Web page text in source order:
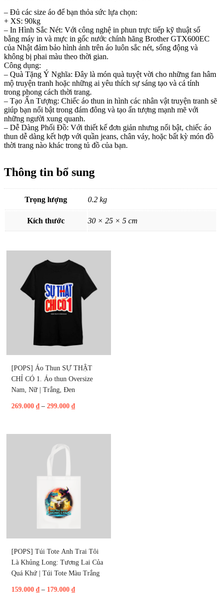
– Đủ các size áo để bạn thỏa sức lựa chọn:
+ XS: 90kg
– In Hình Sắc Nét: Với công nghệ in phun trực tiếp kỹ thuật số
bằng máy in và mực in gốc nước chính hãng Brother GTX600EC
của Nhật đảm bảo hình ảnh trên áo luôn sắc nét, sống động và
không bị phai màu theo thời gian.
Công dụng:
– Quà Tặng Ý Nghĩa: Đây là món quà tuyệt vời cho những fan hâm
mộ truyện tranh hoặc những ai yêu thích sự sáng tạo và cá tính
trong phong cách thời trang.
– Tạo Ấn Tượng: Chiếc áo thun in hình các nhân vật truyện tranh sẽ
giúp bạn nổi bật trong đám đông và tạo ấn tượng mạnh mẽ với
những người xung quanh.
– Dễ Dàng Phối Đồ: Với thiết kế đơn giản nhưng nổi bật, chiếc áo
thun dễ dàng kết hợp với quần jeans, chân váy, hoặc bất kỳ món đồ
thời trang nào khác trong tủ đồ của bạn.
Thông tin bổ sung
Trọng lượng 0.2 kg
Kích thước 30 × 25 × 5 cm
[POPS] Áo Thun SỰ THẬT
CHỈ CÓ 1. Áo thun Oversize
Nam, Nữ | Trắng, Đen
269.000 ₫ – 299.000 ₫
[POPS] Túi Tote Anh Trai Tôi
Là Khủng Long: Tương Lai Của
Quá Khứ | Túi Tote Màu Trắng
159.000 ₫ – 179.000 ₫